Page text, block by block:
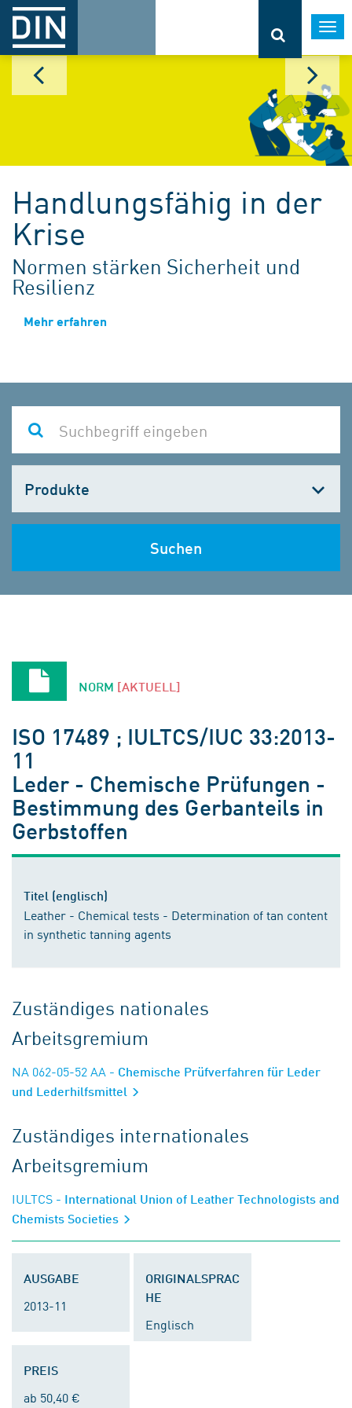
Handlungsfähig in der
Krise
Normen stärken Sicherheit und
Resilienz
Mehr erfahren
wählen
Suchen
NORM [AKTUELL]
ISO 17489 ; IULTCS/IUC 33:2013-
11
Leder - Chemische Prüfungen -
Bestimmung des Gerbanteils in
Gerbstoffen
Titel (englisch)
Leather - Chemical tests - Determination of tan content
in synthetic tanning agents
Zuständiges nationales
Arbeitsgremium
NA 062-05-52 AA - Chemische Prüfverfahren für Leder
und Lederhilfsmittel
Zuständiges internationales
Arbeitsgremium
IULTCS - International Union of Leather Technologists and
Chemists Societies
AUSGABE
2013-11
ORIGINALSPRAC
HE
Englisch
PREIS
ab 50,40 €